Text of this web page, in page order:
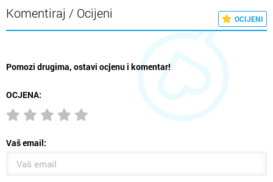
Komentiraj / Ocijeni OCIJENI
Pomozi drugima, ostavi ocjenu i komentar!
OCJENA:
Vaš email: